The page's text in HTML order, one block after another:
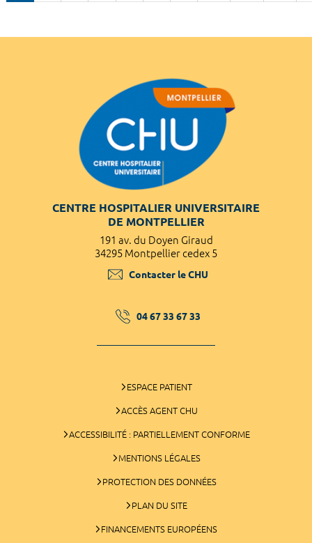
CENTRE HOSPITALIER UNIVERSITAIRE
DE MONTPELLIER
191 av. du Doyen Giraud
34295 Montpellier cedex 5
Contacter le CHU
04 67 33 67 33
ESPACE PATIENT
ACCÈS AGENT CHU
ACCESSIBILITÉ : PARTIELLEMENT CONFORME
MENTIONS LÉGALES
PROTECTION DES DONNÉES
PLAN DU SITE
FINANCEMENTS EUROPÉENS